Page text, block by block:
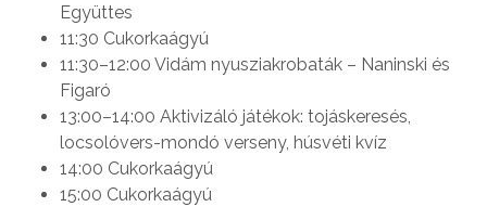
Együttes
11:30 Cukorkaágyú
11:30–12:00 Vidám nyusziakrobaták – Naninski és
Figaró
13:00–14:00 Aktivizáló játékok: tojáskeresés,
locsolóvers-mondó verseny, húsvéti kvíz
14:00 Cukorkaágyú
15:00 Cukorkaágyú